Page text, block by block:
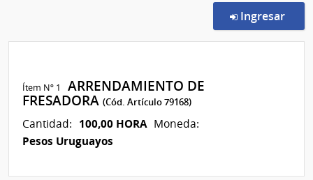
Ingresar
Ítem Nº 1
ARRENDAMIENTO DE
FRESADORA(Cód. Artículo 79168)
Cantidad: 100,00 HORA Moneda:
Pesos Uruguayos